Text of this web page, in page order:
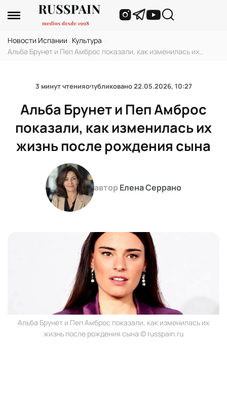
Новости Испании Культура
Альба Брунет и Пеп Амброс показали, как изменилась их
3 минут чтенияопубликовано22.05.2026, 10:27
Альба Брунет и Пеп Амброс
показали, как изменилась их
жизнь после рождения сына
автор Елена Серрано
Альба Брунет и Пеп Амброс показали, как изменилась их
жизнь после рождения сына © russpain.ru